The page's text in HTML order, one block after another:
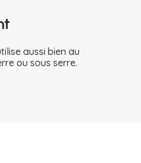
aussi bien au
ou sous serre.